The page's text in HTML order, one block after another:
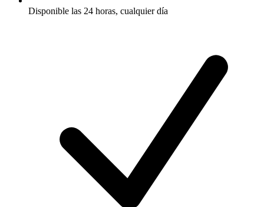
Disponible las 24 horas, cualquier día